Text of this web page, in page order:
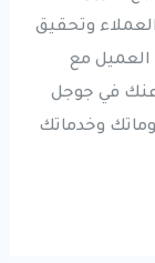
وتحقيق
العميل مع
عنك في جوجل
وخدماتك